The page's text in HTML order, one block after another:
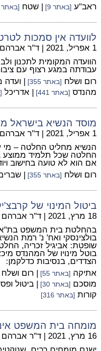
ראב"ע [באתר 9] | שטח [באתר 396]
לוועדה אין סמכות
1 אפריל, 2021 | ד"ר
הוועדה המקומית לתכנון
עבודתה במגע רצוף עם
רום ושלח [באתר 355] | ועדה
מהנדס [באתר 441] | אדריכל
מוסד הנשיא בישראל
1 אפריל, 2021 | ד"ר
הנשיא מחליט החלטה –
החלטה שכל תלמיד ממוצע
אם הוא לא טועה בחישוב ויודע
רום ושלח [באתר 355] |
ביטול המינוי של
18 מרץ, 2021 | ד"ר אברהם
בולצינסקי ואח' נ' רמת
בוטל מינויו של המהנדס
הצדדים, בנסיבות כדלקמן:
אתיקה [באתר 55] | רום ושלח
מוסכם [באתר 30] | ביטול
קורות [באתר 316]
מומחה בית המשפט
16 מרץ, 2021 | ד"ר אברהם